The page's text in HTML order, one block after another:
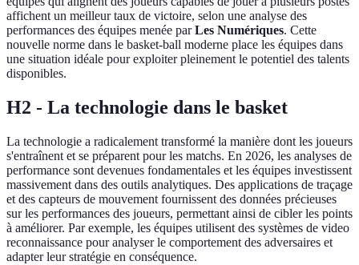
affichent un meilleur taux de victoire, selon une analyse des
performances des équipes menée parLes Numériques. Cette
nouvelle norme dans le basket-ball moderne place les équipes dans
une situation idéale pour exploiter pleinement le potentiel des talents
disponibles.
H2 - La technologie dans le basket
La technologie a radicalement transformé la manière dont les joueurs
s'entraînent et se préparent pour les matchs. En 2026, les analyses de
performance sont devenues fondamentales et les équipes investissent
massivement dans des outils analytiques. Des applications de traçage
et des capteurs de mouvement fournissent des données précieuses
sur les performances des joueurs, permettant ainsi de cibler les points
à améliorer. Par exemple, les équipes utilisent des systèmes de video
reconnaissance pour analyser le comportement des adversaires et
adapter leur stratégie en conséquence.